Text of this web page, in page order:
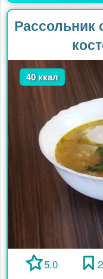
Рассольник
40 ккал
5.0